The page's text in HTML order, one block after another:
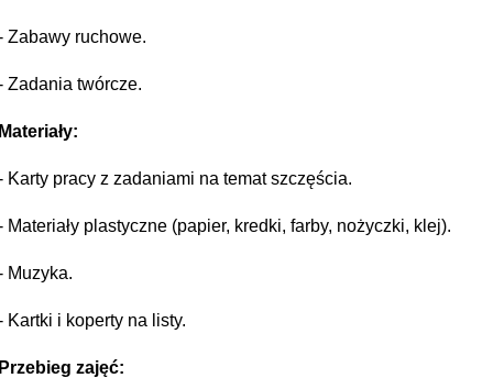
Zabawy ruchowe.
Zadania twórcze.
Karty pracy z zadaniami na temat szczęścia.
Materiały plastyczne (papier, kredki, farby, nożyczki, klej).
Muzyka.
Kartki i koperty na listy.
zajęć: